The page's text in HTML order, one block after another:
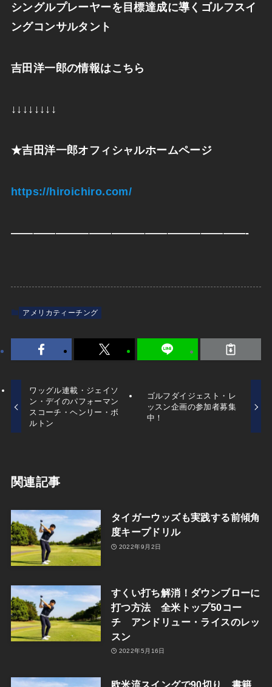
シングルプレーヤーを目標達成に導くゴルフスイ
ングコンサルタント
吉田洋一郎の情報はこちら
↓↓↓↓↓↓↓↓
★吉田洋一郎オフィシャルホームページ
https://hiroichiro.com/
—————————————————————-
アメリカティーチング
ワッグル連載・ジェイソ
ン・デイのパフォーマン
スコーチ・ヘンリー・ボ
ルトン
ゴルフダイジェスト・レ
ッスン企画の参加者募集
中！
関連記事
タイガーウッズも実践する前傾角
度キープドリル
2022年9月2日
すくい打ち解消！ダウンブローに
打つ方法 全米トップ50コー
チ アンドリュー・ライスのレッ
スン
2022年5月16日
欧米流スイングで90切り 書籍